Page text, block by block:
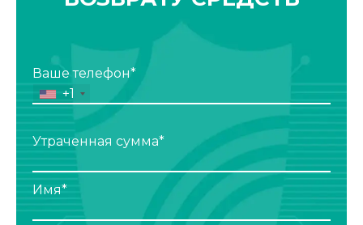
Ваше телефон*
+1
Утраченная сумма*
Имя*